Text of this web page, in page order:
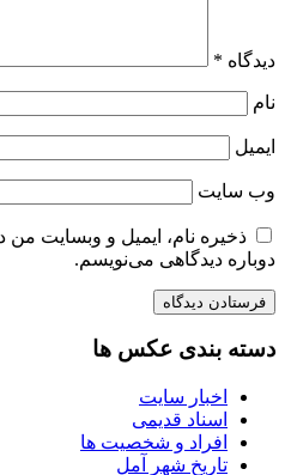
دیدگاه *
نام
ایمیل
وب‌ سایت
ذخیره نام، ایمیل و وبسایت
دوباره دیدگاهی می‌نویسم.
دسته بندی عکس ها
اخبار سایت
اسناد قدیمی
افراد و شخصیت ها
تاریخ شهر آمل